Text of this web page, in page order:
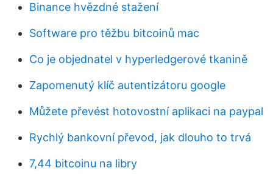
Binance hvězdné stažení
Software pro těžbu bitcoinů mac
Co je objednatel v hyperledgerové tkanině
Zapomenutý klíč autentizátoru google
Můžete převést hotovostní aplikaci na paypal
Rychlý bankovní převod, jak dlouho to trvá
7,44 bitcoinu na libry